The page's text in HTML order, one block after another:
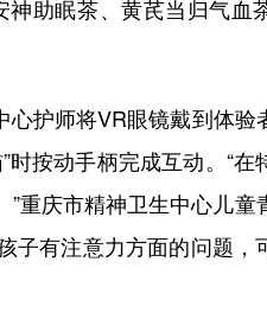
助眠茶、黄芪当归气血
护师将VR眼镜戴到体验
按动手柄完成互动。“在
重庆市精神卫生中心儿童
子有注意力方面的问题，